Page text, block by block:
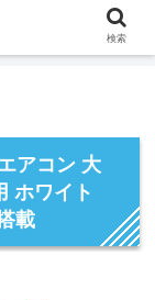
アコン 大
ホワイト
載
検索